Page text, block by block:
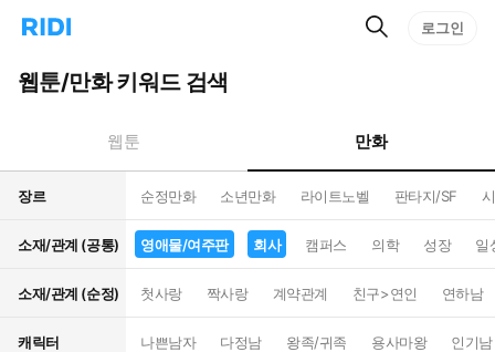
리
홈
으
턴
트
검
로그인
웹툰/만화 키워드 검색
웹툰 만화
장르 순정만화 소년만화 라이트노벨 판타지/SF
소재/관계 (공통) 영애물/여주판 회사 캠퍼스 의학 성장 일
소재/관계 (순정) 첫사랑 짝사랑 계약관계 친구>연인 연하남
캐릭터 나쁜남자 다정남 왕족/귀족 용사마왕 인기남